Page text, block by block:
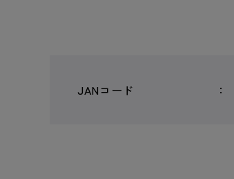
JANコード